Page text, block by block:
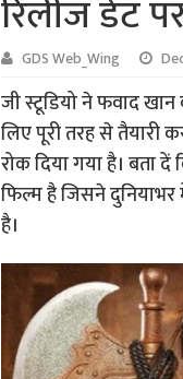
रिलीज डेट
GDS Web_Wing
जी स्टूडियो ने फवाद
लिए पूरी तरह से तैयारी
रोक दिया गया है। बता
फिल्म है जिसने दुनियाभर
है।